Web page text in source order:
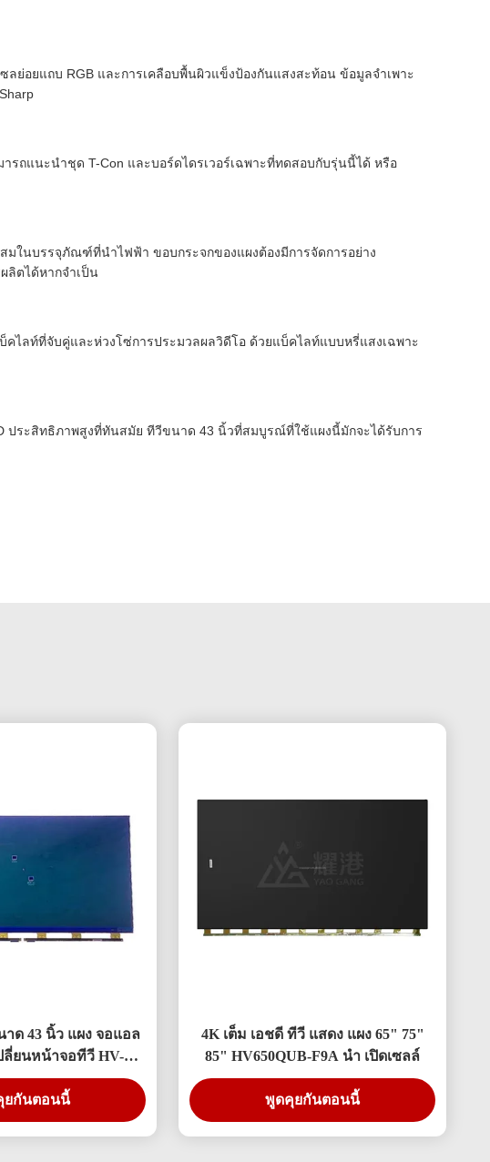
ลย่อยแถบ RGB และการเคลือบพื้นผิวแข็งป้องกันแสงสะท้อน ข้อมูลจำเพาะ
ถแนะนำชุด T-Con และบอร์ดไดรเวอร์เฉพาะที่ทดสอบกับรุ่นนี้ได้ หรือ
มในบรรจุภัณฑ์ที่นำไฟฟ้า ขอบกระจกของแผงต้องมีการจัดการอย่าง
ลิตได้หากจำเป็น
ไลท์ที่จับคู่และห่วงโซ่การประมวลผลวิดีโอ ด้วยแบ็คไลท์แบบหรี่แสงเฉพาะ
ประสิทธิภาพสูงที่ทันสมัย ​​ทีวีขนาด 43 นิ้วที่สมบูรณ์ที่ใช้แผงนี้มักจะได้รับการ
าด 43 นิ้ว แผง จอแอล
ลี่ยนหน้าจอทีวี HV-
N10
ยกันตอนนี้
4K เต็ม เอชดี ทีวี แสดง แผง 65" 75"
85" HV650QUB-F9A นำ เปิดเซลล์
พูดคุยกันตอนนี้